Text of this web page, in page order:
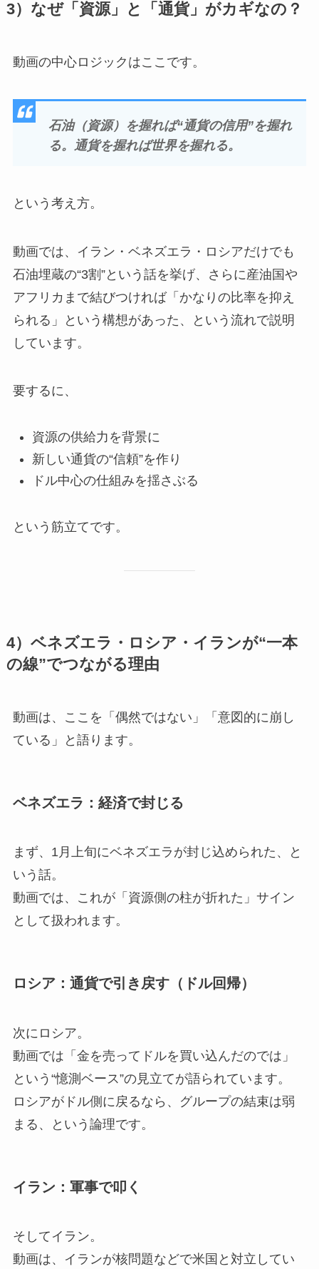
3）なぜ「資源」と「通貨」がカギなの？
動画の中心ロジックはここです。
石油（資源）を握れば“通貨の信用”を握れ
る。通貨を握れば世界を握れる。
という考え方。
動画では、イラン・ベネズエラ・ロシアだけでも
石油埋蔵の“3割”という話を挙げ、さらに産油国や
アフリカまで結びつければ「かなりの比率を抑え
られる」という構想があった、という流れで説明
しています。
要するに、
資源の供給力を背景に
新しい通貨の“信頼”を作り
ドル中心の仕組みを揺さぶる
という筋立てです。
4）ベネズエラ・ロシア・イランが“一本
の線”でつながる理由
動画は、ここを「偶然ではない」「意図的に崩し
ている」と語ります。
ベネズエラ：経済で封じる
まず、1月上旬にベネズエラが封じ込められた、と
いう話。
動画では、これが「資源側の柱が折れた」サイン
として扱われます。
ロシア：通貨で引き戻す（ドル回帰）
次にロシア。
動画では「金を売ってドルを買い込んだのでは」
という“憶測ベース”の見立てが語られています。
ロシアがドル側に戻るなら、グループの結束は弱
まる、という論理です。
イラン：軍事で叩く
そしてイラン。
動画は、イランが核問題などで米国と対立してい